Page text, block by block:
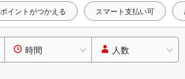
ポイントがつかえる スマート支払い可
時間 人数